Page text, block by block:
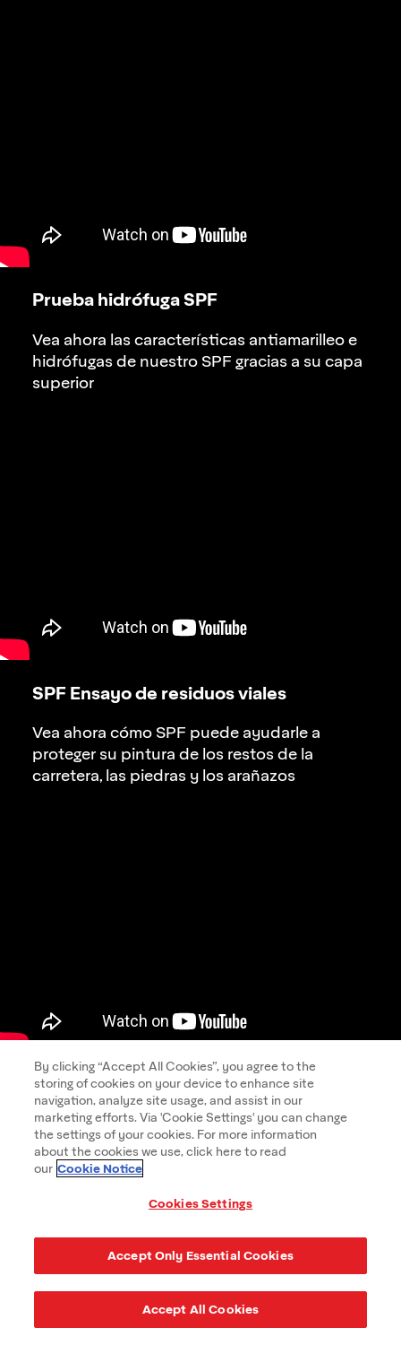
Prueba hidrófuga SPF
Vea ahora las características antiamarilleo e
hidrófugas de nuestro SPF gracias a su capa
superior
SPF Ensayo de residuos viales
Vea ahora cómo SPF puede ayudarle a
proteger su pintura de los restos de la
carretera, las piedras y los arañazos
Función de auto­curación SPF
Vea cómo funciona la tecnología de autorre­
paración SPF
By clicking “Accept All Cookies”, you agree to the
storing of cookies on your device to enhance site
navigation, analyze site usage, and assist in our
marketing efforts. Via 'Cookie Settings' you can change
the settings of your cookies. For more information
about the cookies we use, click here to read
our Cookie Notice
Cookies Settings
Accept Only Essential Cookies
Accept All Cookies